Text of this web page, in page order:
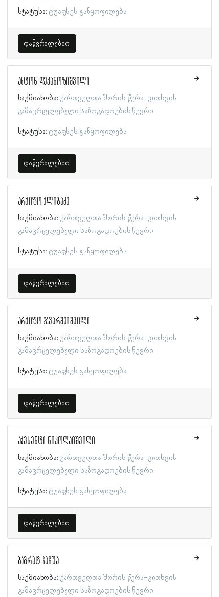
სტატუსი: ტუაფსეს განყოფილება
დაწვრილებით
ანტონ დეკანოზიშვილი
საქმიანობა: ქართველთა შორის წერა-კითხვის
გამავრცელებელი საზოგადოების წევრი
სტატუსი: ტუაფსეს განყოფილება
დაწვრილებით
არქიფო ქლიბაძე
საქმიანობა: ქართველთა შორის წერა-კითხვის
გამავრცელებელი საზოგადოების წევრი
სტატუსი: ტუაფსეს განყოფილება
დაწვრილებით
არქიფო ჯვარშეიშვილი
საქმიანობა: ქართველთა შორის წერა-კითხვის
გამავრცელებელი საზოგადოების წევრი
სტატუსი: ტუაფსეს განყოფილება
დაწვრილებით
აქვსენტი ნიკოლაიშვილი
საქმიანობა: ქართველთა შორის წერა-კითხვის
გამავრცელებელი საზოგადოების წევრი
სტატუსი: ტუაფსეს განყოფილება
დაწვრილებით
ბაგრატ ჩაჩუა
საქმიანობა: ქართველთა შორის წერა-კითხვის
გამავრცელებელი საზოგადოების წევრი